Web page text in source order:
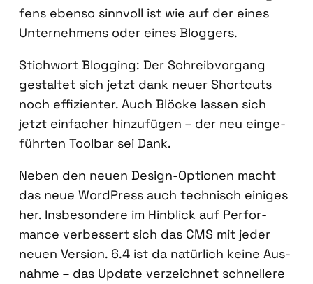
fens eben­so sinn­voll ist wie auf der eines
Unter­neh­mens oder eines Blog­gers.
Stich­wort Blog­ging: Der Schreib­vor­gang
gestal­tet sich jetzt dank neu­er Short­cuts
noch effi­zi­en­ter. Auch Blö­cke las­sen sich
jetzt ein­fa­cher hin­zu­fü­gen – der neu ein­ge­
führ­ten Tool­bar sei Dank.
Neben den neu­en Design-Optio­nen macht
das neue Word­Press auch tech­nisch eini­ges
her. Ins­be­son­de­re im Hin­blick auf Per­for­
mance ver­bes­sert sich das CMS mit jeder
neu­en Ver­si­on. 6.4 ist da natür­lich kei­ne Aus­
nah­me – das Update ver­zeich­net schnel­le­re